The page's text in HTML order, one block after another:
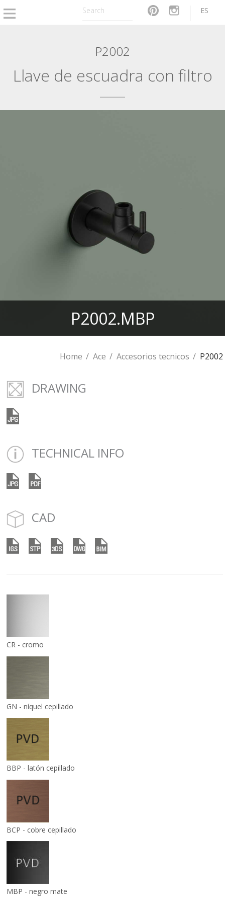
ES
P2002
Llave de escuadra con filtro
P2002.MBP
Home Ace Accesorios tecnicos P2002
DRAWING
TECHNICAL INFO
CAD
CR - cromo
GN - níquel cepillado
BBP - latón cepillado
BCP - cobre cepillado
MBP - negro mate